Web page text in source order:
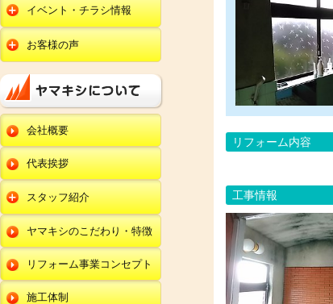
リフォーム内容
工事情報
エクステリア
外壁塗装・外装工事
改装・内装リフォー
ム
修理・小工事
全面リフォーム
金沢野々市店
川北店
小松店
新加賀店
金津店
朝日店
羽咋店
金沢田上店
イベント・チラシ情報
田鶴浜店
金沢野々市店
小松店
新加賀店
金津店
朝日店
羽咋店
金沢田上店
お客様の声
キッチン
ユニットバス
トイレ
洗面化粧台
オール電化・給湯器
エクステリア
外壁塗装・外壁工事
改装・内装リフォー
ム
修理・小工事
会社概要
代表挨拶
スタッフ紹介
本部
田鶴浜店
金沢野々市店
川北店
ヤマキシのこだわり・特徴
リフォーム事業コンセプト
施工体制